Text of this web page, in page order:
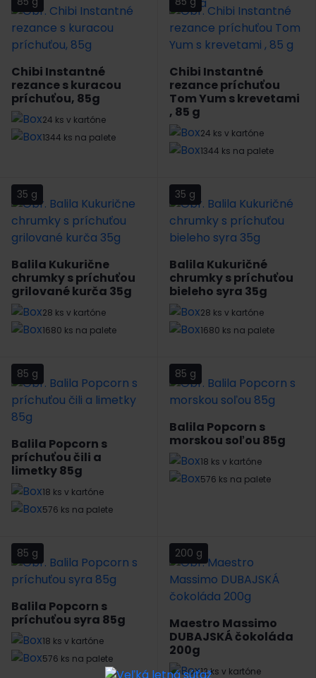
Chibi Instantné
rezance s kuracou
príchuťou, 85g
24 ks v kartóne
1344 ks na palete
Chibi Instantné
rezance príchuťou
Tom Yum s krevetami
, 85 g
24 ks v kartóne
1344 ks na palete
35 g
Balila Kukurične
chrumky s príchuťou
grilované kurča 35g
28 ks v kartóne
1680 ks na palete
35 g
Balila Kukuričné
chrumky s príchuťou
bieleho syra 35g
28 ks v kartóne
1680 ks na palete
85 g
Balila Popcorn s
príchuťou čili a
limetky 85g
18 ks v kartóne
576 ks na palete
85 g
Balila Popcorn s
morskou soľou 85g
18 ks v kartóne
576 ks na palete
85 g
Balila Popcorn s
príchuťou syra 85g
18 ks v kartóne
576 ks na palete
200 g
Maestro Massimo
DUBAJSKÁ čokoláda
200g
12 ks v kartóne